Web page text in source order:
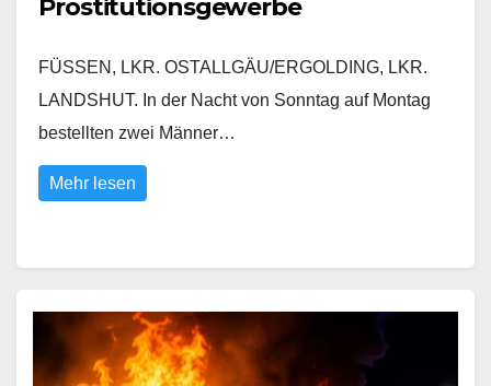
Prostitutionsgewerbe
FÜSSEN, LKR. OSTALLGÄU/ERGOLDING, LKR.
LANDSHUT. In der Nacht von Sonntag auf Montag
bestellten zwei Männer…
Mehr lesen